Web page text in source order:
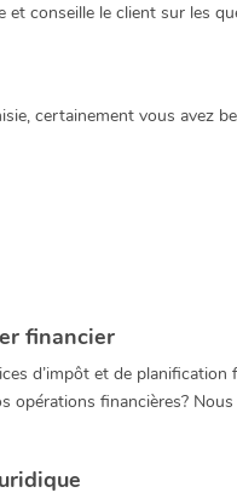
et conseille le client sur les
certainement vous avez
financier
d’impôt et de
opérations financières?